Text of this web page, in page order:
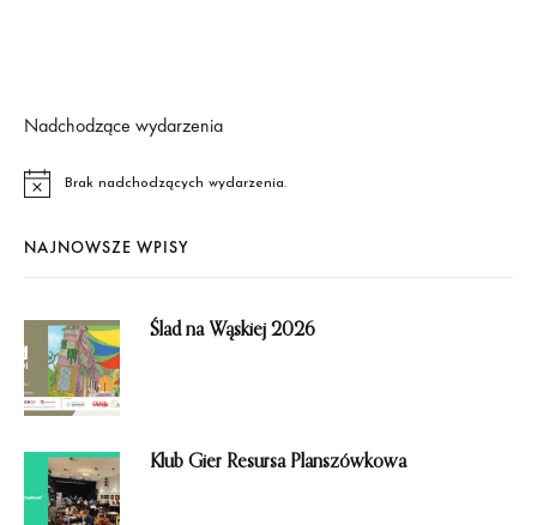
Nadchodzące wydarzenia
m
i
e
n
i
e
Brak nadchodzących wydarzenia.
NAJNOWSZE WPISY
Ślad na Wąskiej 2026
Klub Gier Resursa Planszówkowa